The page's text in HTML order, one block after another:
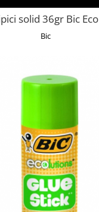
din hartie
organizatoare
hartie
perforatoare
solid 36gr Bic Eco
Bic